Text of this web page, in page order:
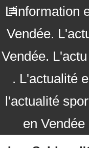
L'information
Vendée.
Vendée.
. L'actualité
l'actualité
en